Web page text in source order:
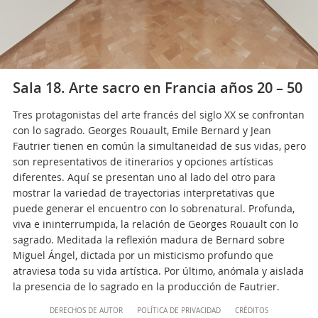
Sala 18. Arte sacro en Francia años 20 – 50
Tres protagonistas del arte francés del siglo XX se confrontan
con lo sagrado. Georges Rouault, Emile Bernard y Jean
Fautrier tienen en común la simultaneidad de sus vidas, pero
son representativos de itinerarios y opciones artísticas
diferentes. Aquí se presentan uno al lado del otro para
mostrar la variedad de trayectorias interpretativas que
puede generar el encuentro con lo sobrenatural. Profunda,
viva e ininterrumpida, la relación de Georges Rouault con lo
sagrado. Meditada la reflexión madura de Bernard sobre
Miguel Ángel, dictada por un misticismo profundo que
atraviesa toda su vida artística. Por último, anómala y aislada
la presencia de lo sagrado en la producción de Fautrier.
ContentDERECHOS DE AUTOR POLÍTICA DE PRIVACIDAD CRÉDITOS